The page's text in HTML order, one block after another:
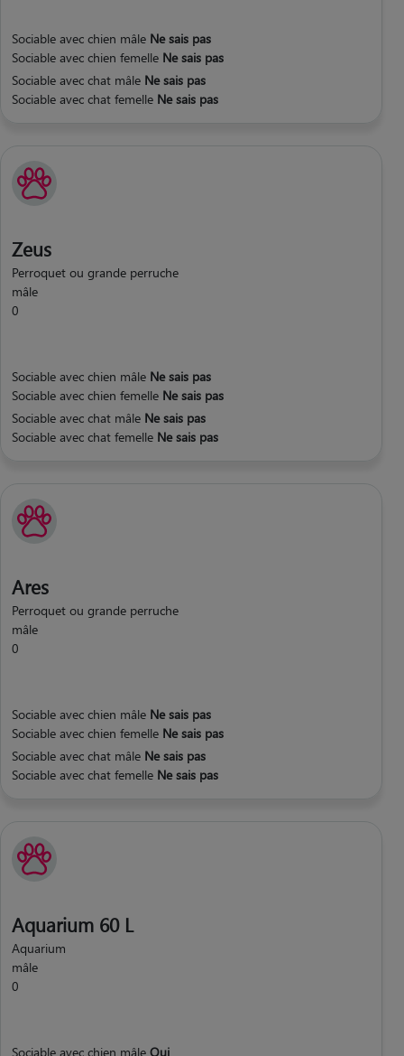
Sociable avec chien mâle Ne sais pas
Sociable avec chien femelle Ne sais pas
Sociable avec chat mâle Ne sais pas
Sociable avec chat femelle Ne sais pas
Zeus
Perroquet ou grande perruche
mâle
0
Sociable avec chien mâle Ne sais pas
Sociable avec chien femelle Ne sais pas
Sociable avec chat mâle Ne sais pas
Sociable avec chat femelle Ne sais pas
Ares
Perroquet ou grande perruche
mâle
0
Sociable avec chien mâle Ne sais pas
Sociable avec chien femelle Ne sais pas
Sociable avec chat mâle Ne sais pas
Sociable avec chat femelle Ne sais pas
Aquarium 60 L
Aquarium
mâle
0
Sociable avec chien mâle Oui